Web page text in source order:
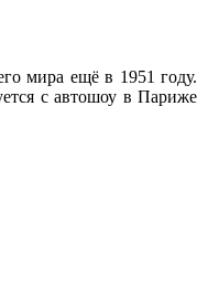
мира ещё в 1951
с автошоу в